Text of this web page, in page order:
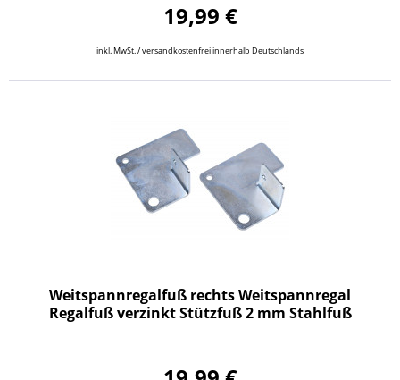
19,99 €
inkl. MwSt. / versandkostenfrei innerhalb Deutschlands
Weitspannregalfuß rechts Weitspannregal
Regalfuß verzinkt Stützfuß 2 mm Stahlfuß